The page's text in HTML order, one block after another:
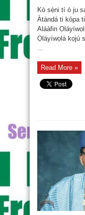
Kò sẹ́ni tí ó ju
Àtàndá ti kópa
Aláàfin
Ọláyíwọlá kọjú
Read More »